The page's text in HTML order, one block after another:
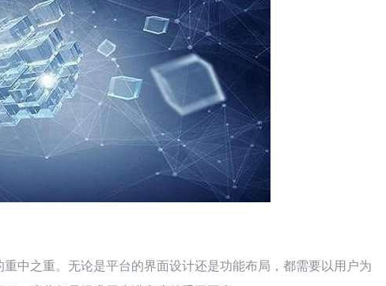
中之重。无论是平台的界面设计还是功能布局，都需要以用户为